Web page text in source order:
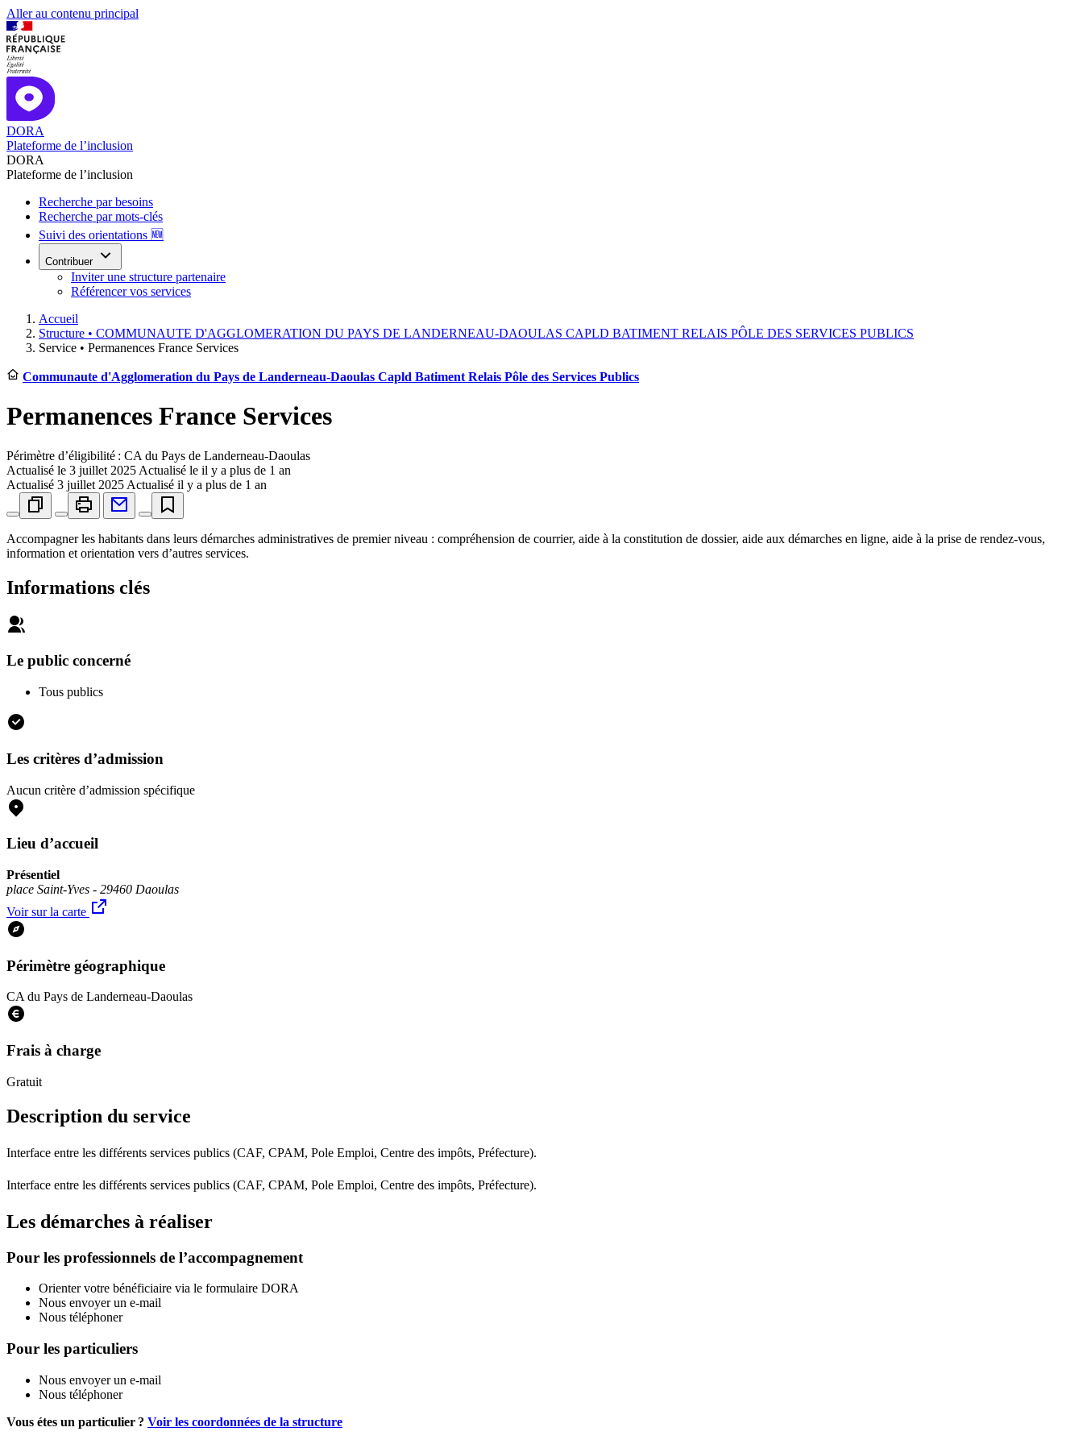
Aller au contenu principal
DORA
Plateforme de l’inclusion
DORA
Plateforme de l’inclusion
Recherche par besoins
Recherche par mots-clés
Suivi des orientations 🆕
Contribuer
Inviter une structure partenaire
Référencer vos services
Accueil
Structure • COMMUNAUTE D'AGGLOMERATION DU PAYS DE LANDERNEAU-DAOULAS CAPLD BATIMENT RELAIS PÔLE DES SERVICES PUBLICS
Service • Permanences France Services
Communaute d'Agglomeration du Pays de Landerneau-Daoulas Capld Batiment Relais Pôle des Services Publics
Permanences France Services
Périmètre d’éligibilité : CA du Pays de Landerneau-Daoulas
Actualisé le 3 juillet 2025 Actualisé le il y a plus de 1 an
Actualisé 3 juillet 2025 Actualisé il y a plus de 1 an
Accompagner les habitants dans leurs démarches administratives de premier niveau : compréhension de courrier, aide à la constitution de dossier, aide aux démarches en ligne, aide à la prise de rendez-vous,
information et orientation vers d’autres services.
Informations clés
Le public concerné
Tous publics
Les critères d’admission
Aucun critère d’admission spécifique
Lieu d’accueil
Présentiel
place Saint-Yves - 29460 Daoulas
Voir sur la carte
Périmètre géographique
CA du Pays de Landerneau-Daoulas
Frais à charge
Gratuit
Description du service
Interface entre les différents services publics (CAF, CPAM, Pole Emploi, Centre des impôts, Préfecture).
Interface entre les différents services publics (CAF, CPAM, Pole Emploi, Centre des impôts, Préfecture).
Les démarches à réaliser
Pour les professionnels de l’accompagnement
Orienter votre bénéficiaire via le formulaire DORA
Nous envoyer un e-mail
Nous téléphoner
Pour les particuliers
Nous envoyer un e-mail
Nous téléphoner
Vous étes un particulier ? Voir les coordonnées de la structure